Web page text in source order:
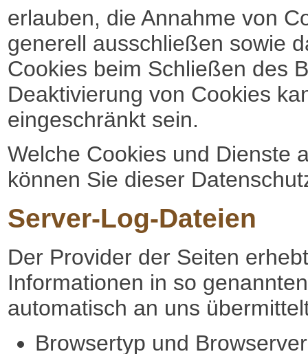
erlauben, die Annahme von
generell ausschließen sowie
Cookies beim Schließen des
Deaktivierung von Cookies
eingeschränkt sein.
Welche Cookies und Dienste
können Sie dieser
Server-Log-Dateien
Der Provider der Seiten
Informationen in so
automatisch an uns
Browsertyp und